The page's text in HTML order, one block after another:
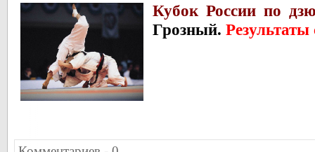
Кубок России по
Грозный. Результаты